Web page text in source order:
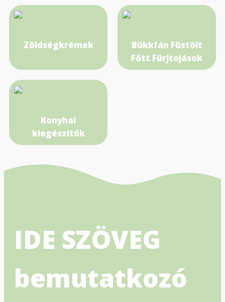
Zöldségkrémek
Bükkfán Füstölt
Főtt Fürjtojások
Konyhai
kiegészítők
IDE SZÖVEG
bemutatkozó